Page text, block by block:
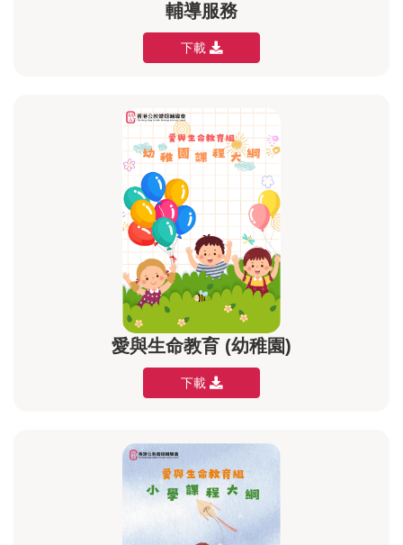
輔導服務
下載
愛與生命教育 (幼稚園)
下載